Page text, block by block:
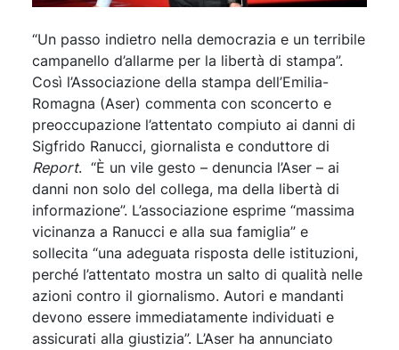
“Un passo indietro nella democrazia e un terribile
campanello d’allarme per la libertà di stampa”.
Così l’Associazione della stampa dell’Emilia-
Romagna (Aser) commenta con sconcerto e
preoccupazione l’attentato compiuto ai danni di
Sigfrido Ranucci, giornalista e conduttore di
Report. “È un vile gesto – denuncia l’Aser – ai
danni non solo del collega, ma della libertà di
informazione”. L’associazione esprime “massima
vicinanza a Ranucci e alla sua famiglia” e
sollecita “una adeguata risposta delle istituzioni,
perché l’attentato mostra un salto di qualità nelle
azioni contro il giornalismo. Autori e mandanti
devono essere immediatamente individuati e
assicurati alla giustizia”. L’Aser ha annunciato